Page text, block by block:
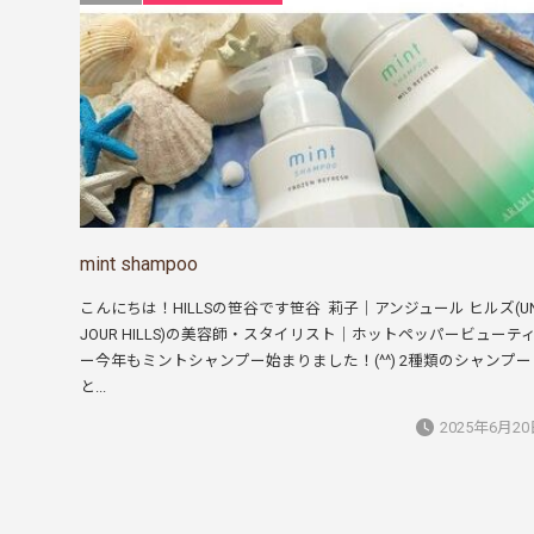
mint shampoo
こんにちは！HILLSの笹谷です笹谷 莉子｜アンジュール ヒルズ
JOUR HILLS)の美容師・スタイリスト｜ホットペッパービューティ
ー今年もミントシャンプー始まりました！(^^) 2種類のシャンプー
と...
2025年6月20